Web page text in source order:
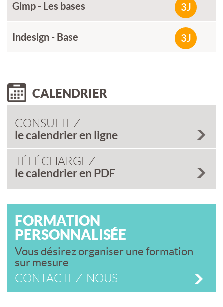
Gimp - Les bases 3J
Indesign - Base 3J
CALENDRIER
CONSULTEZ
le calendrier en ligne
TÉLÉCHARGEZ
le calendrier en PDF
FORMATION
PERSONNALISÉE
Vous désirez organiser une formation
sur mesure
CONTACTEZ-NOUS